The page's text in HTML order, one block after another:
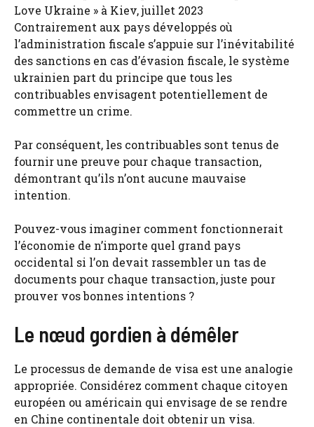
Love Ukraine » à Kiev, juillet 2023
Contrairement aux pays développés où
l’administration fiscale s’appuie sur l’inévitabilité
des sanctions en cas d’évasion fiscale, le système
ukrainien part du principe que tous les
contribuables envisagent potentiellement de
commettre un crime.
Par conséquent, les contribuables sont tenus de
fournir une preuve pour chaque transaction,
démontrant qu’ils n’ont aucune mauvaise
intention.
Pouvez-vous imaginer comment fonctionnerait
l’économie de n’importe quel grand pays
occidental si l’on devait rassembler un tas de
documents pour chaque transaction, juste pour
prouver vos bonnes intentions ?
Le nœud gordien à démêler
Le processus de demande de visa est une analogie
appropriée. Considérez comment chaque citoyen
européen ou américain qui envisage de se rendre
en Chine continentale doit obtenir un visa.